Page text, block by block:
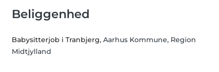
Beliggenhed
Babysitterjob i Tranbjerg, Aarhus Kommune, Region
Midtjylland